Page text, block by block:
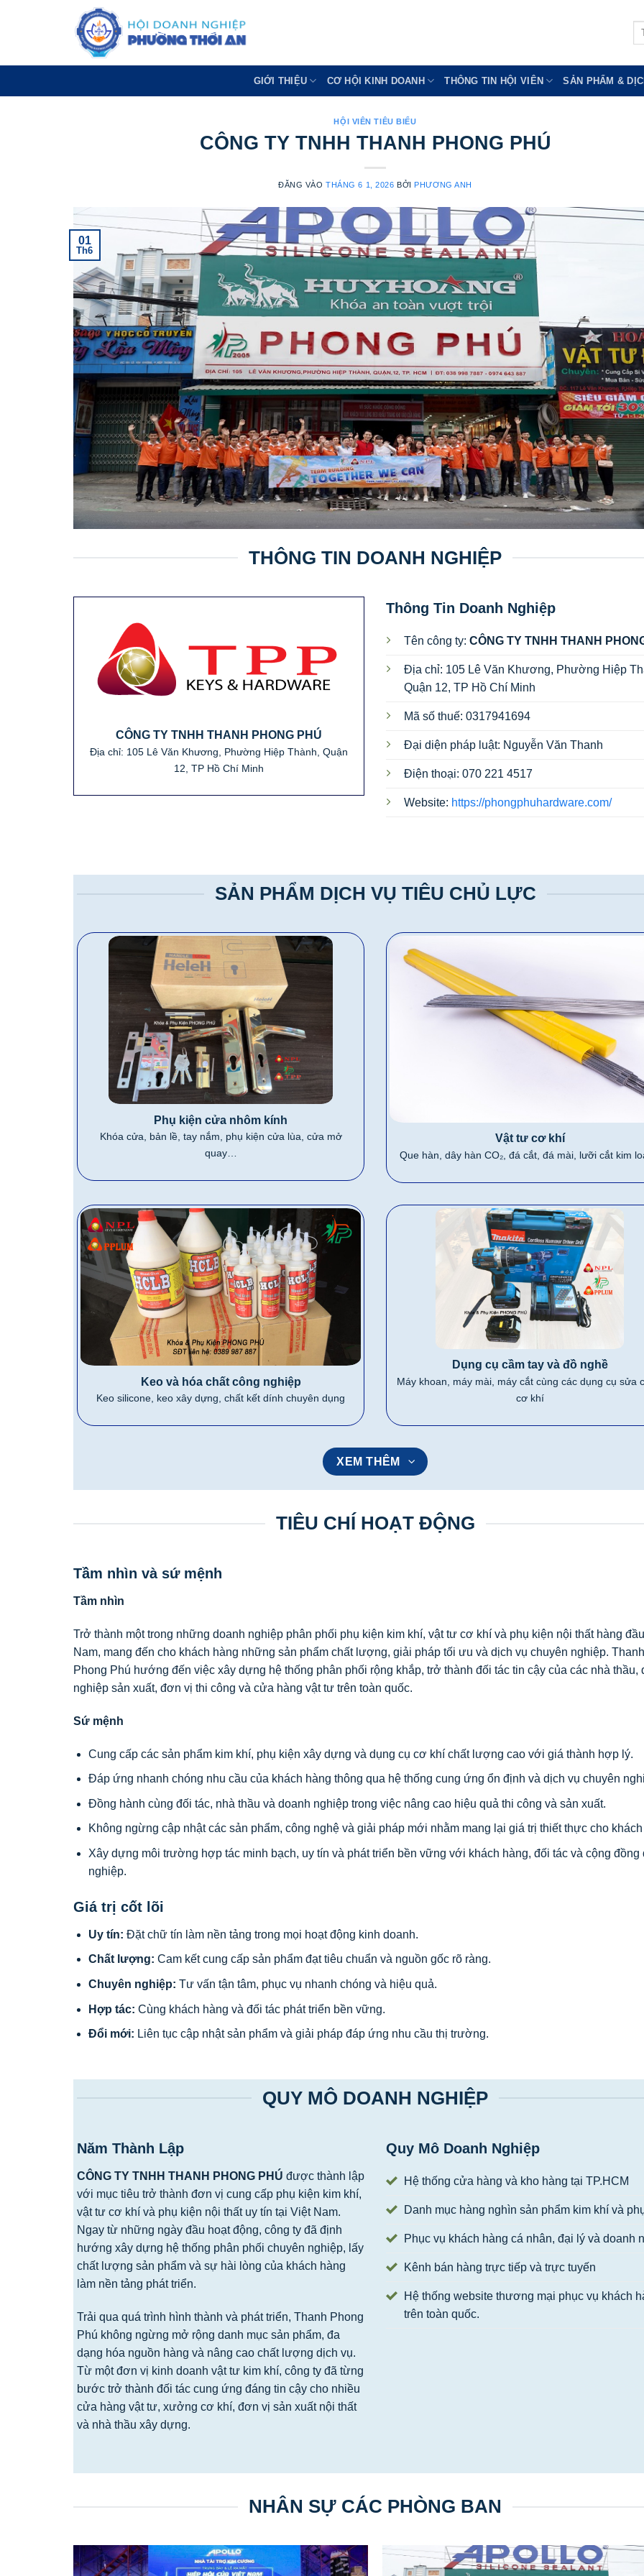
GIỚI THIỆU CƠ HỘI KINH DOANH THÔNG TIN HỘI VIÊN SẢN PHẨM &
HỘI VIÊN TIÊU BIỂU
CÔNG TY TNHH THANH PHONG PHÚ
ĐĂNG VÀOTHÁNG 6 1, 2026 BỞI PHƯƠNG ANH
01
Th6
THÔNG TIN DOANH NGHIỆP
CÔNG TY TNHH THANH PHONG PHÚ
Địa chỉ: 105 Lê Văn Khương, Phường Hiệp Thành, Quận
12, TP Hồ Chí Minh
Thông Tin Doanh Nghiệp
Tên công ty: CÔNG TY TNHH THANH
Địa chỉ: 105 Lê Văn Khương, Phường Hiệp
Quận 12, TP Hồ Chí Minh
Mã số thuế: 0317941694
Đại diện pháp luật: Nguyễn Văn Thanh
Điện thoại: 070 221 4517
Website: https://phongphuhardware.com/
SẢN PHẨM DỊCH VỤ TIÊU CHỦ LỰC
Phụ kiện cửa nhôm kính
Khóa cửa, bản lề, tay nắm, phụ kiện cửa lùa, cửa mở
quay…
Vật tư cơ khí
Que hàn, dây hàn CO₂, đá cắt, đá mài, lưỡi cắt kim
Keo và hóa chất công nghiệp
Keo silicone, keo xây dựng, chất kết dính chuyên dụng
Dụng cụ cầm tay và đồ nghề
Máy khoan, máy mài, máy cắt cùng các dụng cụ sửa
cơ khí
XEM THÊM
TIÊU CHÍ HOẠT ĐỘNG
Tầm nhìn và sứ mệnh
Tầm nhìn
Trở thành một trong những doanh nghiệp phân phối phụ kiện kim khí, vật tư cơ khí và phụ kiện nội thất hàng
Nam, mang đến cho khách hàng những sản phẩm chất lượng, giải pháp tối ưu và dịch vụ chuyên nghiệp. Thanh
Phong Phú hướng đến việc xây dựng hệ thống phân phối rộng khắp, trở thành đối tác tin cậy của các nhà thầu,
nghiệp sản xuất, đơn vị thi công và cửa hàng vật tư trên toàn quốc.
Sứ mệnh
Cung cấp các sản phẩm kim khí, phụ kiện xây dựng và dụng cụ cơ khí chất lượng cao với giá thành hợp lý.
Đáp ứng nhanh chóng nhu cầu của khách hàng thông qua hệ thống cung ứng ổn định và dịch vụ chuyên
Đồng hành cùng đối tác, nhà thầu và doanh nghiệp trong việc nâng cao hiệu quả thi công và sản xuất.
Không ngừng cập nhật các sản phẩm, công nghệ và giải pháp mới nhằm mang lại giá trị thiết thực cho
Xây dựng môi trường hợp tác minh bạch, uy tín và phát triển bền vững với khách hàng, đối tác và cộng đồng
nghiệp.
Giá trị cốt lõi
Uy tín: Đặt chữ tín làm nền tảng trong mọi hoạt động kinh doanh.
Chất lượng: Cam kết cung cấp sản phẩm đạt tiêu chuẩn và nguồn gốc rõ ràng.
Chuyên nghiệp: Tư vấn tận tâm, phục vụ nhanh chóng và hiệu quả.
Hợp tác: Cùng khách hàng và đối tác phát triển bền vững.
Đổi mới: Liên tục cập nhật sản phẩm và giải pháp đáp ứng nhu cầu thị trường.
QUY MÔ DOANH NGHIỆP
Năm Thành Lập
CÔNG TY TNHH THANH PHONG PHÚ được thành lập
với mục tiêu trở thành đơn vị cung cấp phụ kiện kim khí,
vật tư cơ khí và phụ kiện nội thất uy tín tại Việt Nam.
Ngay từ những ngày đầu hoạt động, công ty đã định
hướng xây dựng hệ thống phân phối chuyên nghiệp, lấy
chất lượng sản phẩm và sự hài lòng của khách hàng
làm nền tảng phát triển.
Trải qua quá trình hình thành và phát triển, Thanh Phong
Phú không ngừng mở rộng danh mục sản phẩm, đa
dạng hóa nguồn hàng và nâng cao chất lượng dịch vụ.
Từ một đơn vị kinh doanh vật tư kim khí, công ty đã từng
bước trở thành đối tác cung ứng đáng tin cậy cho nhiều
cửa hàng vật tư, xưởng cơ khí, đơn vị sản xuất nội thất
và nhà thầu xây dựng.
Quy Mô Doanh Nghiệp
Hệ thống cửa hàng và kho hàng tại TP.HCM
Danh mục hàng nghìn sản phẩm kim khí và
Phục vụ khách hàng cá nhân, đại lý và doanh
Kênh bán hàng trực tiếp và trực tuyến
Hệ thống website thương mại phục vụ khách
trên toàn quốc.
NHÂN SỰ CÁC PHÒNG BAN